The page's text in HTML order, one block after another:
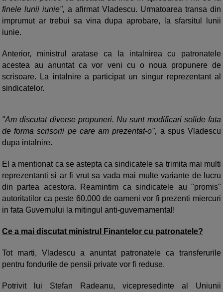
finele lunii iunie", a afirmat Vladescu. Urmatoarea transa din
imprumut ar trebui sa vina dupa aprobare, la sfarsitul lunii
iunie.
Anterior, ministrul aratase ca la intalnirea cu patronatele
acestea au anuntat ca vor veni cu o noua propunere de
scrisoare. La intalnire a participat un singur reprezentant al
sindicatelor.
"Am discutat diverse propuneri. Nu sunt modificari solide fata
de forma scrisorii pe care am prezentat-o", a spus Vladescu
dupa intalnire.
El a mentionat ca se astepta ca sindicatele sa trimita mai multi
reprezentanti si ar fi vrut sa vada mai multe variante de lucru
din partea acestora. Reamintim ca sindicatele au "promis"
autoritatilor ca peste 60.000 de oameni vor fi prezenti miercuri
in fata Guvernului la mitingul anti-guvernamental!
Ce a mai discutat ministrul Finantelor cu patronatele?
Tot marti, Vladescu a anuntat patronatele ca transferurile
pentru fondurile de pensii private vor fi reduse.
Potrivit lui Stefan Radeanu, vicepresedinte al Uniunii